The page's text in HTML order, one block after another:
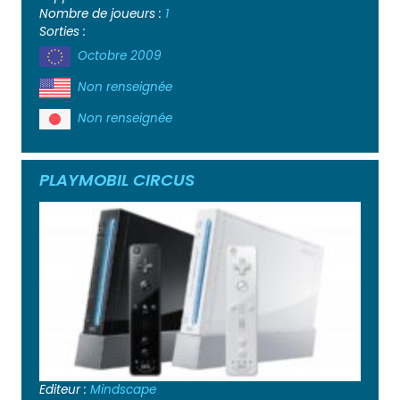
Nombre de joueurs : 1
Sorties :
Octobre 2009
Non renseignée
Non renseignée
PLAYMOBIL CIRCUS
Editeur : Mindscape